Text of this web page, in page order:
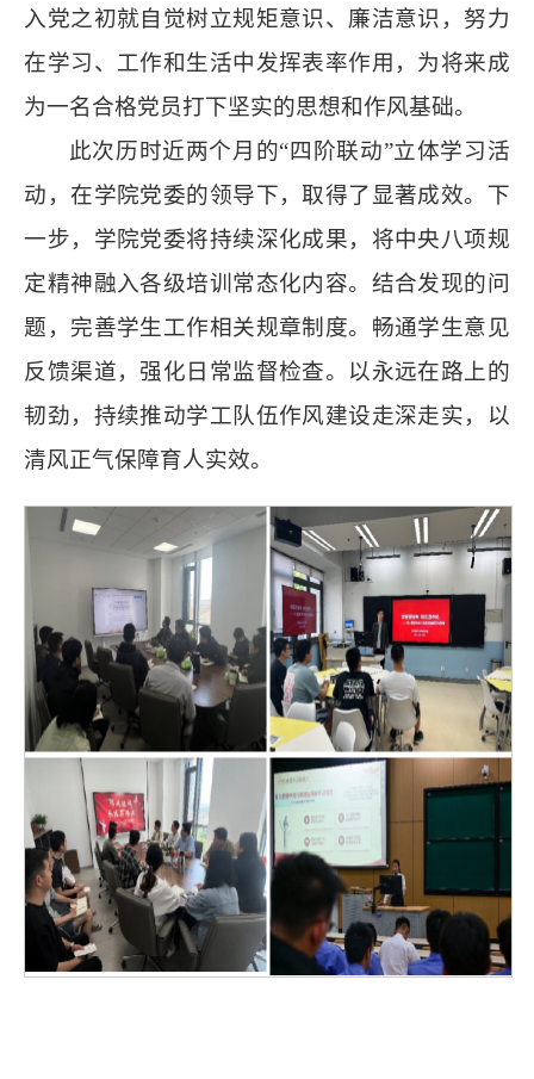
入党之初就自觉树立规矩意识、廉洁意识，努力
在学习、工作和生活中发挥表率作用，为将来成
为一名合格党员打下坚实的思想和作风基础。
此次历时近两个月的“四阶联动”立体学习活
动，在学院党委的领导下，取得了显著成效。下
一步，学院党委将持续深化成果，将中央八项规
定精神融入各级培训常态化内容。结合发现的问
题，完善学生工作相关规章制度。畅通学生意见
反馈渠道，强化日常监督检查。以永远在路上的
韧劲，持续推动学工队伍作风建设走深走实，以
清风正气保障育人实效。